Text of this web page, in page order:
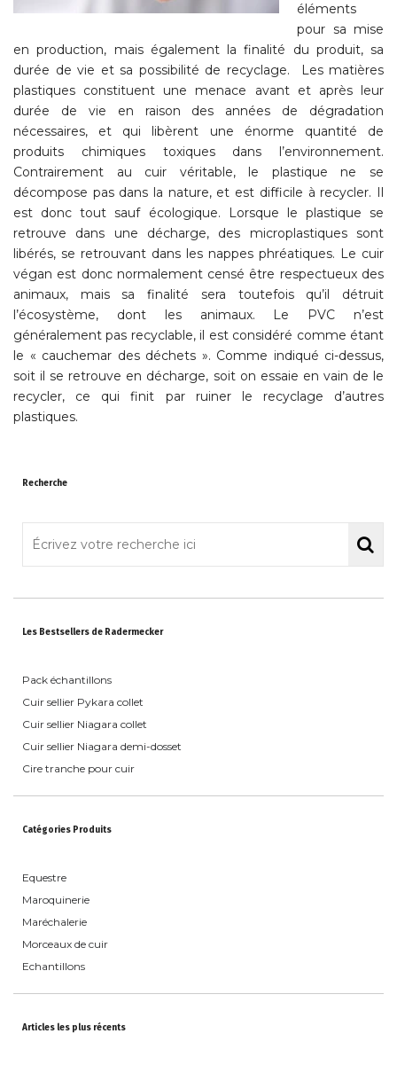
éléments
pour sa mise
en production, mais également la finalité du produit, sa
durée de vie et sa possibilité de recyclage.
Les matières
plastiques constituent une menace avant et après leur
durée de vie en raison des années de dégradation
nécessaires, et qui libèrent une énorme quantité de
produits chimiques toxiques dans l’environnement.
Contrairement au cuir véritable, le plastique ne se
décompose pas dans la nature, et est difficile à recycler. Il
est donc tout sauf écologique. Lorsque le plastique se
retrouve dans une décharge, des microplastiques sont
libérés, se retrouvant dans les nappes phréatiques. Le cuir
végan est donc normalement censé être respectueux des
animaux, mais sa finalité sera toutefois qu’il détruit
l’écosystème, dont les animaux. Le PVC n’est
généralement pas recyclable, il est considéré comme étant
le « cauchemar des déchets ». Comme indiqué ci-dessus,
soit il se retrouve en décharge, soit on essaie en vain de le
recycler, ce qui finit par ruiner le recyclage d’autres
plastiques.
Recherche
Les Bestsellers de Radermecker
Pack échantillons
Cuir sellier Pykara collet
Cuir sellier Niagara collet
Cuir sellier Niagara demi-dosset
Cire tranche pour cuir
Catégories Produits
Equestre
Maroquinerie
Maréchalerie
Morceaux de cuir
Echantillons
Articles les plus récents